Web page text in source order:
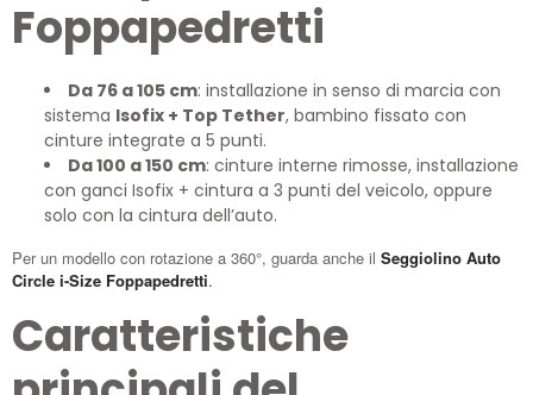
Foppapedretti
Da 76 a 105 cm: installazione in senso di marcia con
sistema Isofix + Top Tether, bambino fissato con
cinture integrate a 5 punti.
Da 100 a 150 cm: cinture interne rimosse, installazione
con ganci Isofix + cintura a 3 punti del veicolo, oppure
solo con la cintura dell’auto.
Per un modello con rotazione a 360°, guarda anche il Seggiolino Auto
Circle i-Size Foppapedretti.
Caratteristiche